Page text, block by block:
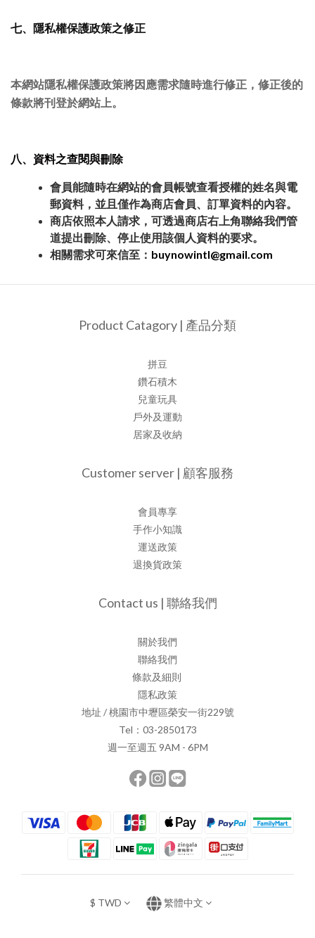
七、隱私權保護政策之修正
本網站隱私權保護政策將因應需求隨時進行修正，修正後的
條款將刊登於網站上。
八、資料之查閱與刪除
會員能隨時在網站的會員帳號查看授權的姓名與電
郵資料，並且僅作為商店會員、訂單資料的內容。
商店依照本人請求，可透過商店右上角聯絡我們管
道提出刪除、停止使用該個人資料的要求。
相關需求可來信至： buynowintl@gmail.com
Product Catagory | 產品分類
拼豆
鑽石積木
兒童玩具
戶外及運動
居家及收納
Customer server | 顧客服務
會員專享
手作小知識
運送政策
退換貨政策
Contact us | 聯絡我們
關於我們
聯絡我們
條款及細則
隱私政策
地址 / 桃園市中壢區榮安一街229號
Tel：03-2850173
週一至週五 9AM - 6PM
$ TWD 繁體中文